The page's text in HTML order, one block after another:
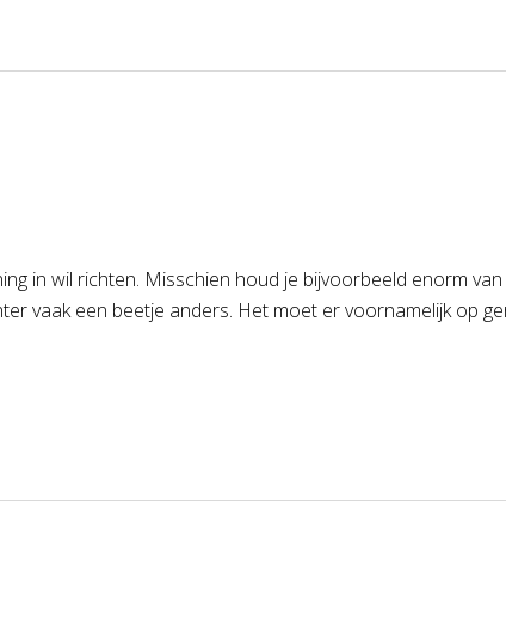
in wil richten. Misschien houd je bijvoorbeeld enorm
vaak een beetje anders. Het moet er voornamelijk op